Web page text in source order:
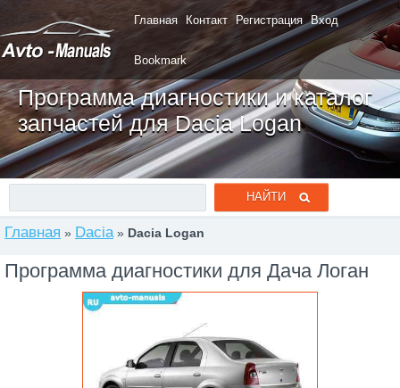
Главная Контакт Регистрация Вход
Bookmark
Программа диагностики и каталог
запчастей для Dacia Logan
Главная » Dacia » Dacia Logan
Программа диагностики для Дача Логан